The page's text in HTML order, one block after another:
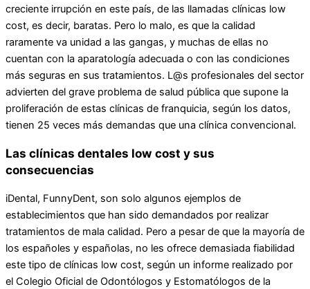
creciente irrupción en este país, de las llamadas clínicas low
cost, es decir, baratas. Pero lo malo, es que la calidad
raramente va unidad a las gangas, y muchas de ellas no
cuentan con la aparatología adecuada o con las condiciones
más seguras en sus tratamientos. L@s profesionales del sector
advierten del grave problema de salud pública que supone la
proliferación de estas clínicas de franquicia, según los datos,
tienen 25 veces más demandas que una clínica convencional.
Las clínicas dentales low cost y sus
consecuencias
iDental, FunnyDent, son solo algunos ejemplos de
establecimientos que han sido demandados por realizar
tratamientos de mala calidad. Pero a pesar de que la mayoría de
los españoles y españolas, no les ofrece demasiada fiabilidad
este tipo de clínicas low cost, según un informe realizado por
el Colegio Oficial de Odontólogos y Estomatólogos de la